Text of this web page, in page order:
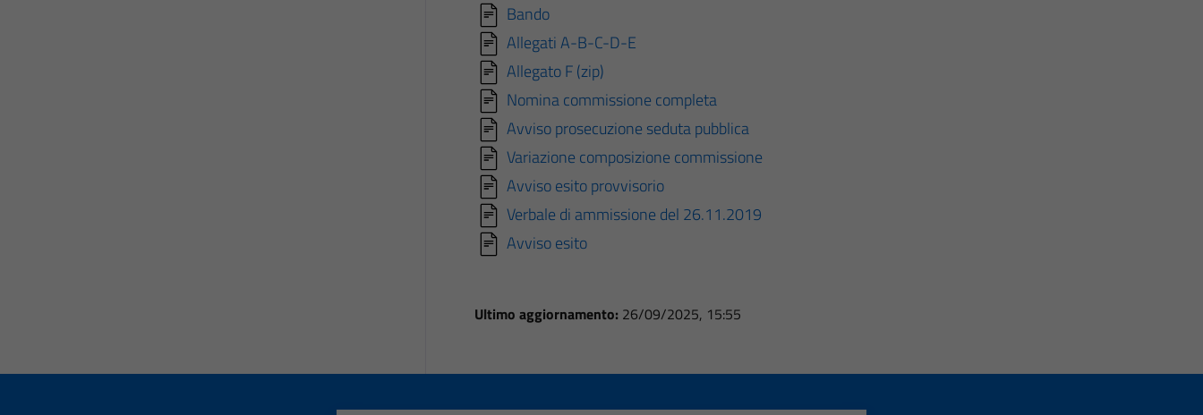
Bando
Allegati A-B-C-D-E
Allegato F (zip)
Nomina commissione completa
Avviso prosecuzione seduta pubblica
Variazione composizione commissione
Avviso esito provvisorio
Verbale di ammissione del 26.11.2019
Avviso esito
Ultimo aggiornamento: 26/09/2025, 15:55